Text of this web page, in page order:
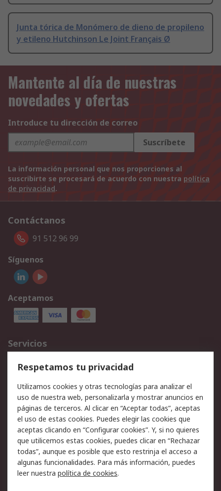
Junta tórica de Monómero de dieno de propileno
y etileno Hutchinson Le Joint Français Ø
Mantente al día de nuestras
novedades y ofertas
Introduce tu dirección de correo
Suscríbete
La información personal que nos proporciones al
suscribirte se procesará de acuerdo con nuestra política
de privacidad.
Contáctanos
91 512 96 99
Síguenos
Aceptamos
Servicios
Cómo realizar pedidos
Devoluciones
Facturación y pago
Ofertas
Soporte técnico
Legal
Aviso legal
Política de privacidad -
Actualizada
Política sobre cookies
Seguridad de emails
Certificaciones de
Condiciones de venta
Respetamos tu privacidad
Utilizamos cookies y otras tecnologías para analizar el
uso de nuestra web, personalizarla y mostrar anuncios en
páginas de terceros. Al clicar en “Aceptar todas”, aceptas
el uso de estas cookies. Puedes elegir las cookies que
aceptas clicando en “Configurar cookies”. Y, si no quieres
que utilicemos estas cookies, puedes clicar en “Rechazar
todas”, aunque es posible que esto restrinja el acceso a
algunas funcionalidades. Para más información, puedes
leer nuestra política de cookies.